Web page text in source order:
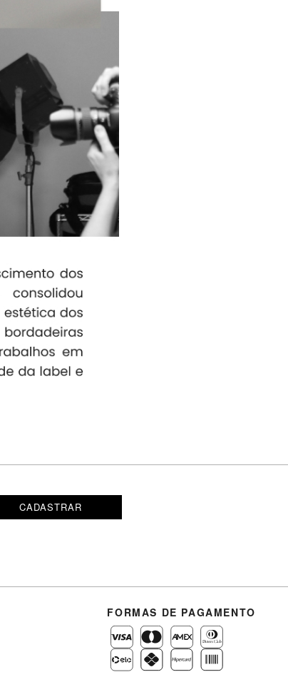
CADASTRAR
FORMAS DE PAGAMENTO